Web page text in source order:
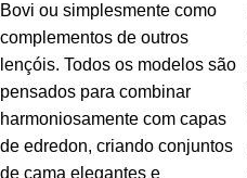
Bovi ou simplesmente como
complementos de outros
lençóis. Todos os modelos são
pensados para combinar
harmoniosamente com capas
de edredon, criando conjuntos
de cama elegantes e